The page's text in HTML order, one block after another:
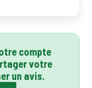
compte
votre
un avis.